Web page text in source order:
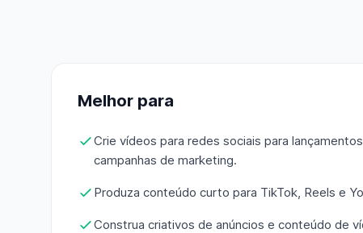
Melhor para
Crie vídeos para redes sociais para
campanhas de marketing.
Produza conteúdo curto para TikTok, Reels e
Construa criativos de anúncios e conteúdo de